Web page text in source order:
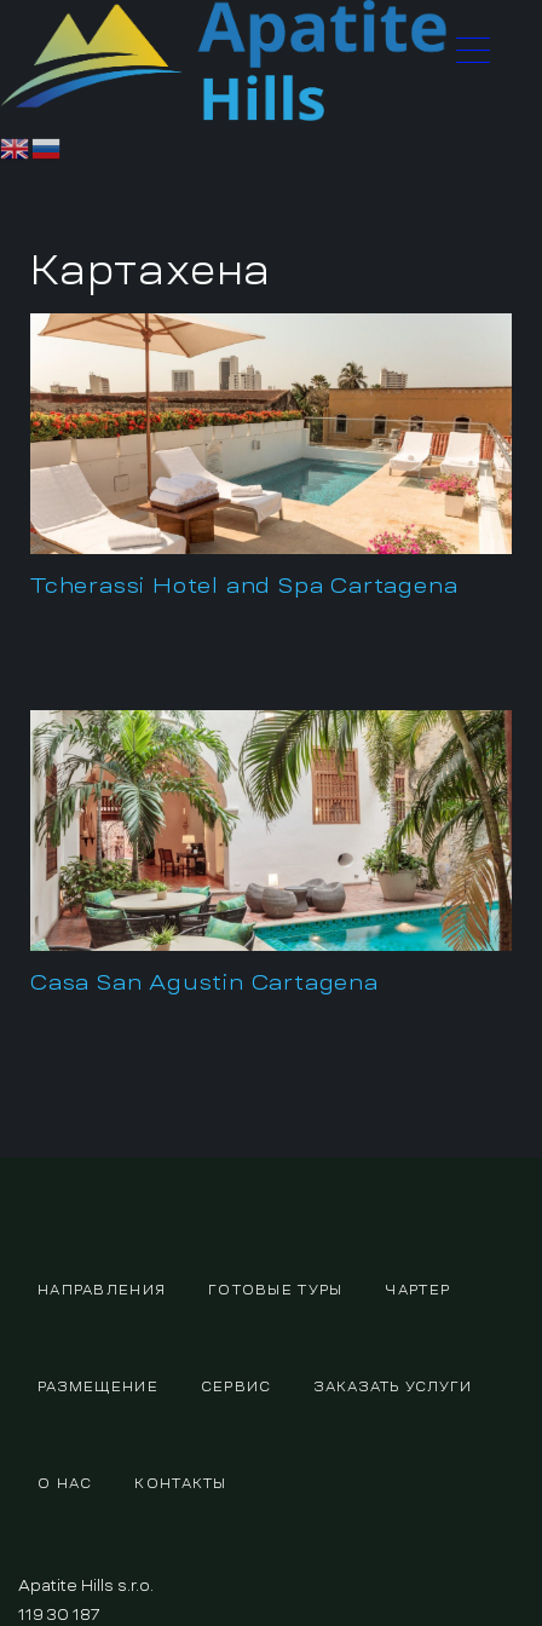
Картахена
Tcherassi Hotel and Spa Cartagena
Casa San Agustin Cartagena
НАПРАВЛЕНИЯ ГОТОВЫЕ ТУРЫ ЧАРТЕР
РАЗМЕЩЕНИЕ СЕРВИС ЗАКАЗАТЬ УСЛУГИ
О НАС КОНТАКТЫ
Apatite Hills s.r.o.
119 30 187